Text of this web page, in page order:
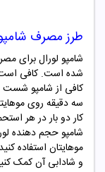
طرز مصرف
شامپو لورال برای
شده است. کافی است
کافی از شامپو شست
سه دقیقه روی
کار دو بار در هر
شامپو حجم دهنده
موهایتان استفاده
و شادابی آن کمک